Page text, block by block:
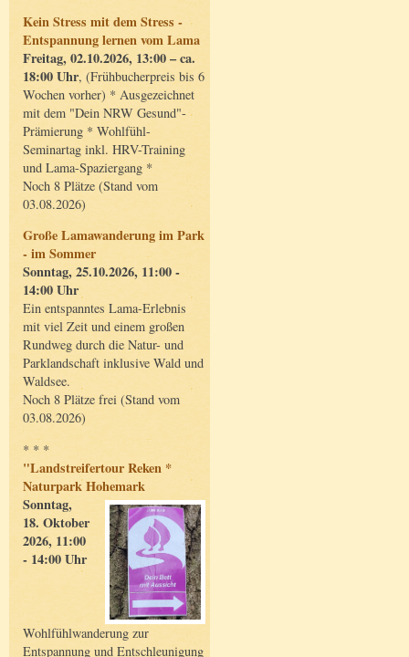
Kein Stress mit dem Stress -
Entspannung lernen vom Lama
Freitag, 02.10.2026, 13:00 – ca.
18:00 Uhr, (Frühbucherpreis bis 6
Wochen vorher) * Ausgezeichnet
mit dem "Dein NRW Gesund"-
Prämierung * Wohlfühl-
Seminartag inkl. HRV-Training
und Lama-Spaziergang *
Noch 8 Plätze (Stand vom
03.08.2026)
Große Lamawanderung im Park
- im Sommer
Sonntag, 25.10.2026, 11:00 -
14:00 Uhr
Ein entspanntes Lama-Erlebnis
mit viel Zeit und einem großen
Rundweg durch die Natur- und
Parklandschaft inklusive Wald und
Waldsee.
Noch 8 Plätze frei (Stand vom
03.08.2026)
* * *
"Landstreifertour Reken *
Naturpark Hohemark
Sonntag,
18. Oktober
2026, 11:00
- 14:00 Uhr
Wohlfühlwanderung zur
Entspannung und Entschleunigung